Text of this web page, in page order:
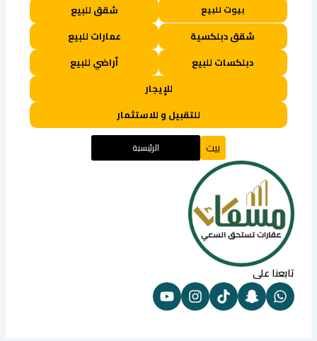
بيوت للبيع
شقق للبيع
شقق دبلكسية
عمارات للبيع
دبلكسات للبيع
أراضي للبيع
للإيجار
للتقبيل و للاستثمار
بيت الرئيسية
تابعنا على